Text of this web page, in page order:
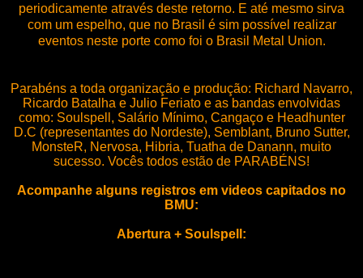
periodicamente através deste retorno. E até mesmo sirva
com um espelho, que no Brasil é sim possível realizar
eventos neste porte como foi o Brasil Metal Union.
Parabéns a toda organização e produção: Richard Navarro,
Ricardo Batalha e Julio Feriato e as bandas envolvidas
como: Soulspell, Salário Mínimo, Cangaço e Headhunter
D.C (representantes do Nordeste), Semblant, Bruno Sutter,
MonsteR, Nervosa, Hibria, Tuatha de Danann, muito
sucesso. Vocês todos estão de PARABÉNS!
Acompanhe alguns registros em videos capitados no
BMU:
Abertura + Soulspell: